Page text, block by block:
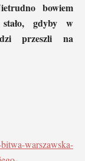
bowiem
gdyby w
przeszli na
warszawska-